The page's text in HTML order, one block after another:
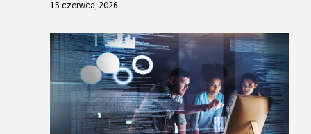
15 czerwca, 2026